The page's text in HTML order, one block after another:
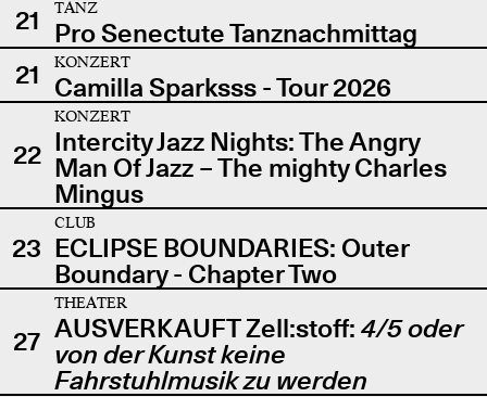
21
TANZ
Pro Senectute Tanznachmittag
21
KONZERT
Camilla Sparksss - Tour 2026
22
KONZERT
Intercity Jazz Nights: The Angry
Man Of Jazz – The mighty Charles
Mingus
23
CLUB
ECLIPSE BOUNDARIES: Outer
Boundary - Chapter Two
27
THEATER
AUSVERKAUFT Zell:stoff: 4/5 oder
von der Kunst keine
Fahrstuhlmusik zu werden